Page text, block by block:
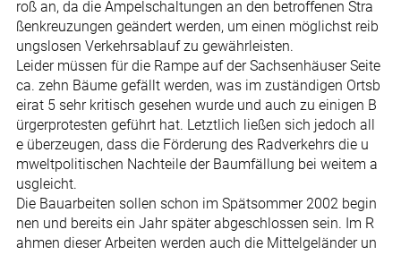
roß an, da die Ampelschaltungen an den betroffenen Stra
ßenkreuzungen geändert werden, um einen möglichst reib
ungslosen Verkehrsablauf zu gewährleisten.
Leider müssen für die Rampe auf der Sachsenhäuser Seite
ca. zehn Bäume gefällt werden, was im zuständigen Ortsb
eirat 5 sehr kritisch gesehen wurde und auch zu einigen B
ürgerprotesten geführt hat. Letztlich ließen sich jedoch all
e überzeugen, dass die Förderung des Radverkehrs die u
mweltpolitischen Nachteile der Baumfällung bei weitem a
usgleicht.
Die Bauarbeiten sollen schon im Spätsommer 2002 begin
nen und bereits ein Jahr später abgeschlossen sein. Im R
ahmen dieser Arbeiten werden auch die Mittelgeländer un